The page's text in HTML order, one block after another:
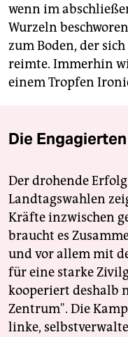
wenn im
Wurzeln
zum Boden, der
reimte. Immerhin
einem Tropfen
Die
Der drohende
Landtagswahlen
Kräfte inzwischen
braucht es
und vor allem mit
für eine starke
kooperiert deshalb
Zentrum". Die
linke,